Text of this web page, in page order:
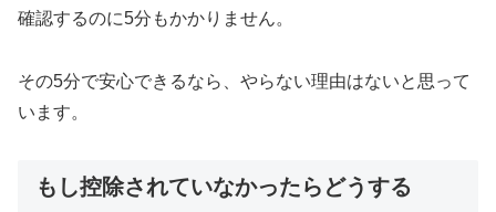
確認するのに5分もかかりません。
その5分で安心できるなら、やらない理由はないと思って
います。
もし控除されていなかったらどうする